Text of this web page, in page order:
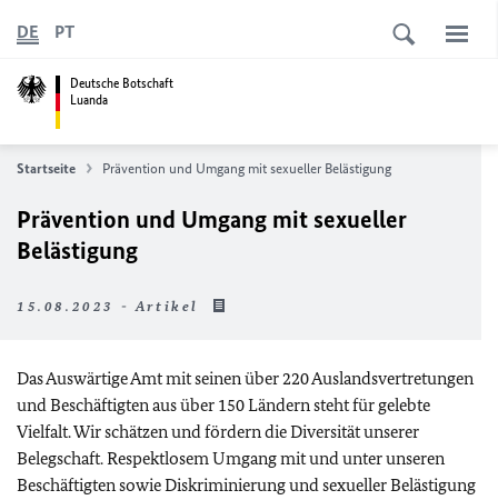
Deutsche Botschaft
Luanda
DE PT
Startseite Prävention und Umgang mit sexueller Belästigung
Prävention und Umgang mit sexueller
Belästigung
15.08.2023 - Artikel
Das Auswärtige Amt mit seinen über 220 Auslandsvertretungen
und Beschäftigten aus über 150 Ländern steht für gelebte
Vielfalt. Wir schätzen und fördern die Diversität unserer
Belegschaft. Respektlosem Umgang mit und unter unseren
Beschäftigten sowie Diskriminierung und sexueller Belästigung